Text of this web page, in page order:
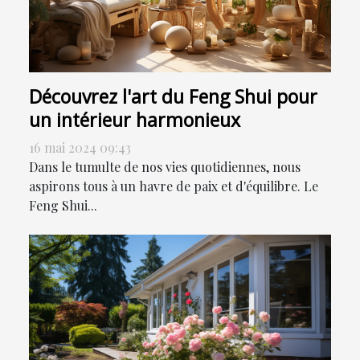
Découvrez l'art du Feng Shui pour
un intérieur harmonieux
16 mai 2024 09:43
Dans le tumulte de nos vies quotidiennes, nous
aspirons tous à un havre de paix et d'équilibre. Le
Feng Shui...